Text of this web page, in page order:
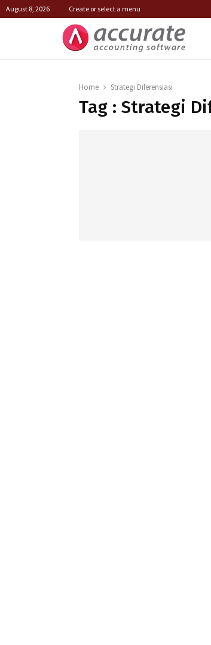
August 8, 2026 Create or select a menu
Home Strategi Diferensiasi
Tag : Strategi